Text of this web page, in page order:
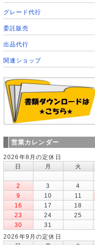
グレード代行
委託販売
出品代行
関連ショップ
営業カレンダー
2026年8月の定休日
日
月 火
2
3 4
9
10 11
16
17 18
23
24 25
30
31
2026年9月の定休日